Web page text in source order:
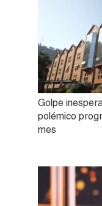
Golpe
polémico
mes